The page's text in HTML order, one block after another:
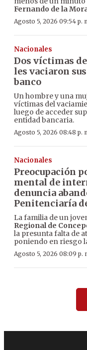
Fernando de la
Agosto 5, 2026 09:54 p.
Nacionales
Dos víctimas
les vaciaron
banco
Un hombre y una
víctimas del
luego de acceder
entidad bancaria.
Agosto 5, 2026 08:48 p.
Nacionales
Preocupación
mental de
denuncia
Penitenciaría
La familia de un
Regional de
la presunta falta de
poniendo en riesgo
Agosto 5, 2026 08:09 p.